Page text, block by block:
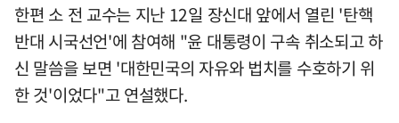
한편 소 전 교수는 지난 12일 장신대 앞에서 열린 '탄핵
반대 시국선언'에 참여해 "윤 대통령이 구속 취소되고 하
신 말씀을 보면 '대한민국의 자유와 법치를 수호하기 위
한 것'이었다"고 연설했다.